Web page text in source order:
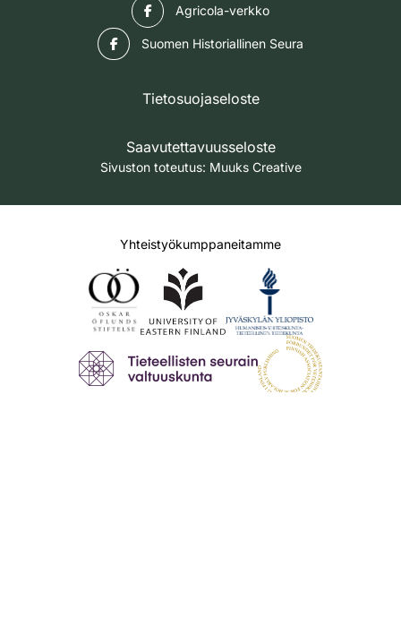
Agricola-verkko
Suomen Historiallinen Seura
Tietosuojaseloste
Saavutettavuusseloste
Sivuston toteutus: Muuks Creative
Yhteistyökumppaneitamme